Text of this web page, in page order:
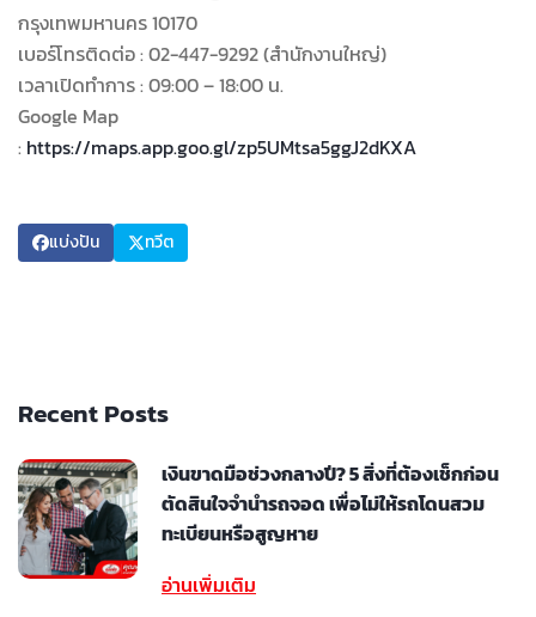
กรุงเทพมหานคร 10170
เบอร์โทรติดต่อ : 02-447-9292 (สำนักงานใหญ่)
เวลาเปิดทำการ : 09:00 – 18:00 น.
Google Map
: https://maps.app.goo.gl/zp5UMtsa5ggJ2dKXA
แบ่งปัน ทวีต
Recent Posts
เงินขาดมือช่วงกลางปี? 5 สิ่งที่ต้องเช็กก่อน
ตัดสินใจจำนำรถจอด เพื่อไม่ให้รถโดนสวม
ทะเบียนหรือสูญหาย
อ่านเพิ่มเติม